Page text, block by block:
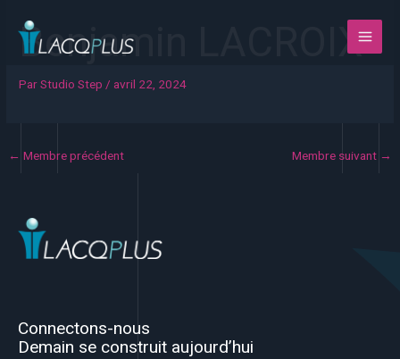
contenuBenjamin LACROIX
ParStudio Step / avril 22, 2024
← Membre précédent Membre suivant →
Connectons-nous
Demain se construit aujourd’hui